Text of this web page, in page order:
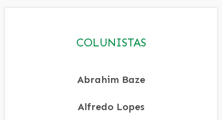
COLUNISTAS
Abrahim Baze
Alfredo Lopes